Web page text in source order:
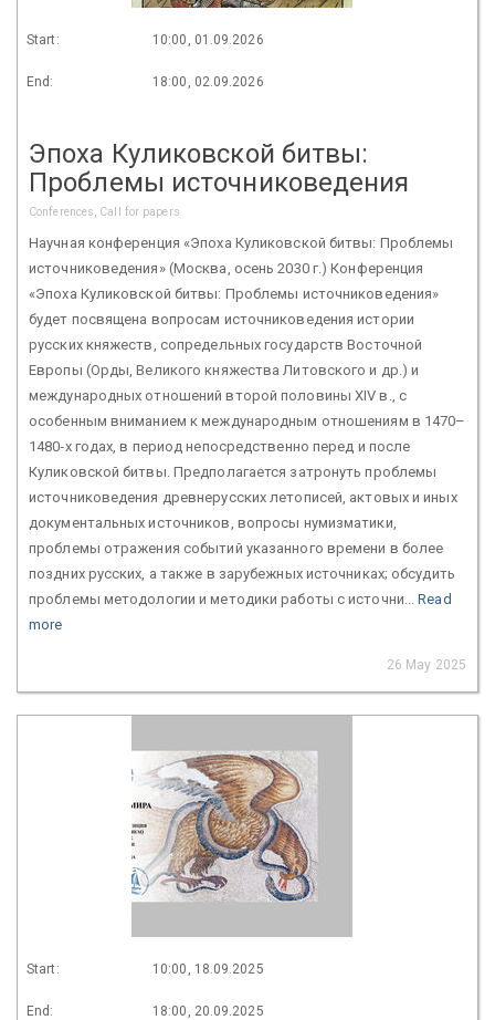
Start: 10:00, 01.09.2026
End: 18:00, 02.09.2026
Эпоха Куликовской битвы:
Проблемы источниковедения
Conferences, Call for papers
Научная конференция «Эпоха Куликовской битвы: Проблемы
источниковедения» (Москва, осень 2030 г.) Конференция
«Эпоха Куликовской битвы: Проблемы источниковедения»
будет посвящена вопросам источниковедения истории
русских княжеств, сопредельных государств Восточной
Европы (Орды, Великого княжества Литовского и др.) и
международных отношений второй половины XIV в., с
особенным вниманием к международным отношениям в 1470–
1480‑х годах, в период непосредственно перед и после
Куликовской битвы. Предполагается затронуть проблемы
источниковедения древнерусских летописей, актовых и иных
документальных источников, вопросы нумизматики,
проблемы отражения событий указанного времени в более
поздних русских, а также в зарубежных источниках; обсудить
проблемы методологии и методики работы с источни...Read
more
26 May 2025
Start: 10:00, 18.09.2025
End: 18:00, 20.09.2025